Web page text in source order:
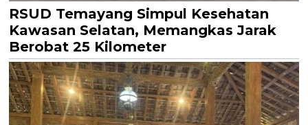
RSUD Temayang Simpul Kesehatan
Kawasan Selatan, Memangkas Jarak
Berobat 25 Kilometer